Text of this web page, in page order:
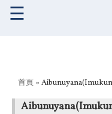
☰
您在這裡
首頁 »